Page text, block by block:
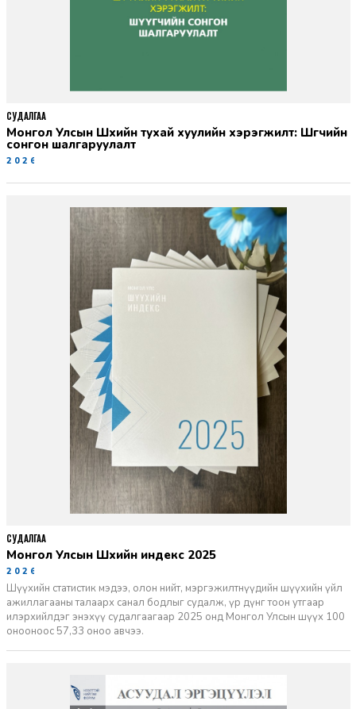
Монгол Улсын Шүүхийн тухай хуулийн хэрэгжилт: Шүүгчийн
сонгон шалгаруулалт
2026-06-19
СУДАЛГАА
Монгол Улсын Шүүхийн индекс 2025
2026-06-11
Шүүхийн статистик мэдээ, олон нийт, мэргэжилтнүүдийн шүүхийн үйл
ажиллагааны талаарх санал бодлыг судалж, үр дүнг тоон утгаар
илэрхийлдэг энэхүү судалгаагаар 2025 онд Монгол Улсын шүүх 100
онооноос 57,33 оноо авчээ.
СУДАЛГАА